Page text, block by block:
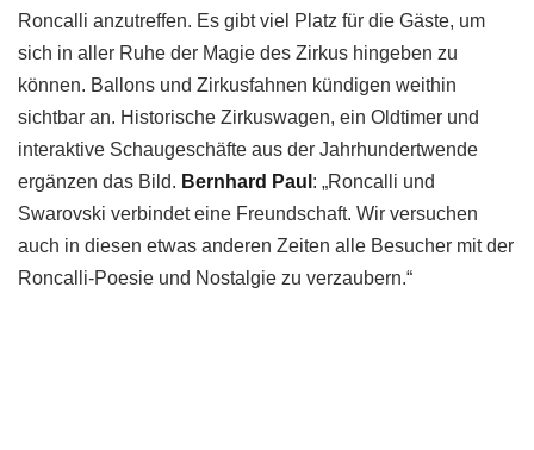
Roncalli anzutreffen. Es gibt viel Platz für die Gäste, um
sich in aller Ruhe der Magie des Zirkus hingeben zu
können. Ballons und Zirkusfahnen kündigen weithin
sichtbar an. Historische Zirkuswagen, ein Oldtimer und
interaktive Schaugeschäfte aus der Jahrhundertwende
ergänzen das Bild. Bernhard Paul : „Roncalli und
Swarovski verbindet eine Freundschaft. Wir versuchen
auch in diesen etwas anderen Zeiten alle Besucher mit der
Roncalli-Poesie und Nostalgie zu verzaubern.“